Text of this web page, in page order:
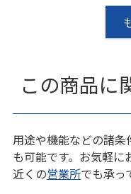
この商品に
用途や機能などの諸
も可能です。お気軽に
近くの営業所でも承っ